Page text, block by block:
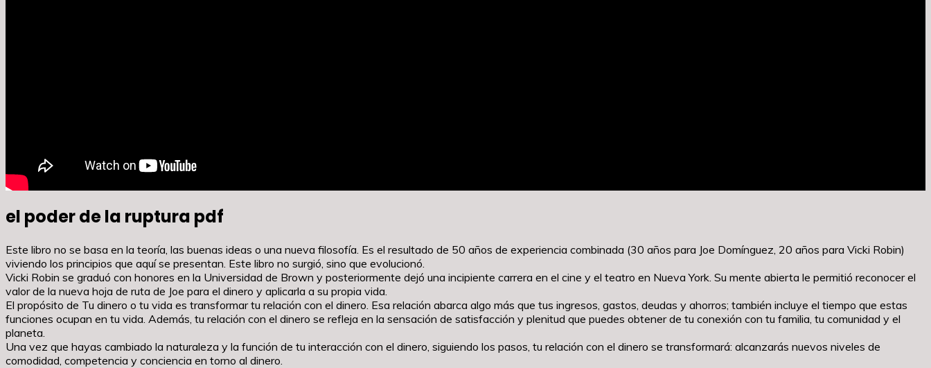
el poder de la ruptura pdf
Este libro no se basa en la teoría, las buenas ideas o una nueva filosofía. Es el resultado de 50 años de experiencia combinada (30 años para Joe Domínguez, 20 años para Vicki Robin)
viviendo los principios que aquí se presentan. Este libro no surgió, sino que evolucionó.
Vicki Robin se graduó con honores en la Universidad de Brown y posteriormente dejó una incipiente carrera en el cine y el teatro en Nueva York. Su mente abierta le permitió reconocer el
valor de la nueva hoja de ruta de Joe para el dinero y aplicarla a su propia vida.
El propósito de Tu dinero o tu vida es transformar tu relación con el dinero. Esa relación abarca algo más que tus ingresos, gastos, deudas y ahorros; también incluye el tiempo que estas
funciones ocupan en tu vida. Además, tu relación con el dinero se refleja en la sensación de satisfacción y plenitud que puedes obtener de tu conexión con tu familia, tu comunidad y el
planeta.
Una vez que hayas cambiado la naturaleza y la función de tu interacción con el dinero, siguiendo los pasos, tu relación con el dinero se transformará: alcanzarás nuevos niveles de
comodidad, competencia y conciencia en torno al dinero.